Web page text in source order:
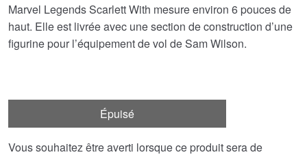
Marvel Legends Scarlett With mesure environ 6 pouces de
haut. Elle est livrée avec une section de construction d’une
figurine pour l’équipement de vol de Sam Wilson.
Épuisé
Vous souhaitez être averti lorsque ce produit sera de